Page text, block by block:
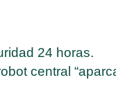
24 horas.
central